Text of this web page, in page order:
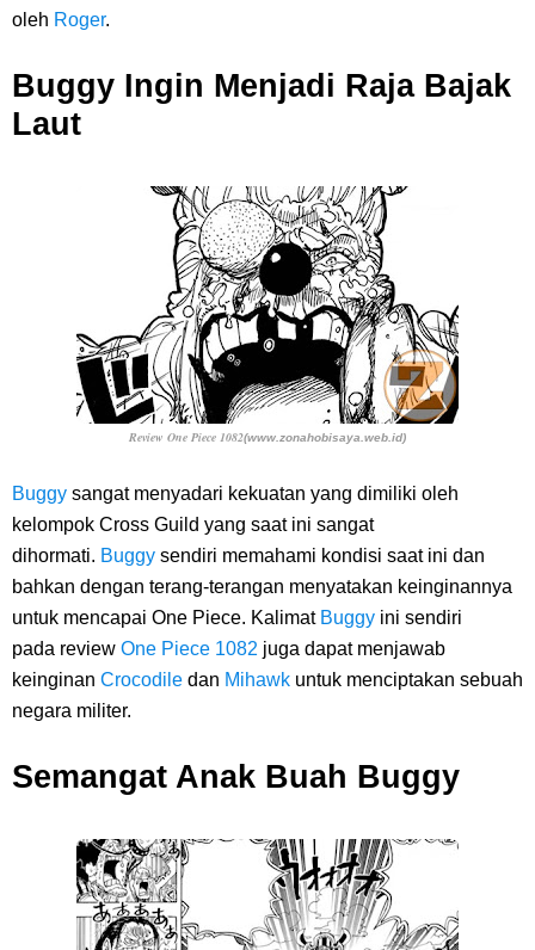
oleh Roger.
Buggy Ingin Menjadi Raja Bajak
Laut
Review One Piece 1082(www.zonahobisaya.web.id)
Buggy sangat menyadari kekuatan yang dimiliki oleh
kelompok Cross Guild yang saat ini sangat
dihormati. Buggy sendiri memahami kondisi saat ini dan
bahkan dengan terang-terangan menyatakan keinginannya
untuk mencapai One Piece. Kalimat Buggy ini sendiri
pada review One Piece 1082 juga dapat menjawab
keinginan Crocodile dan Mihawk untuk menciptakan sebuah
negara militer.
Semangat Anak Buah Buggy